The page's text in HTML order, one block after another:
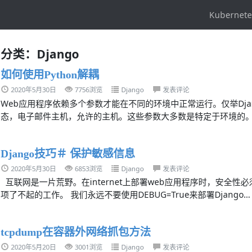
分类：Django
如何使用Python解耦
2020年5月30日 7756浏览 Django 发表评论
Web应用程序依赖多个参数才能在不同的环境中正常运行。仅举
态，电子邮件主机，允许的主机。这些参数大多数是特定于环境的
Django技巧＃ 保护敏感信息
2020年5月30日 6853浏览 Django 发表评论
互联网是一片荒野。在internet上部署web应用程序时，安全性
项了不起的工作。 我们永远不要使用DEBUG=True来部署Django…
tcpdump在容器外网络抓包方法
2020年5月20日 3001浏览 Django 发表评论